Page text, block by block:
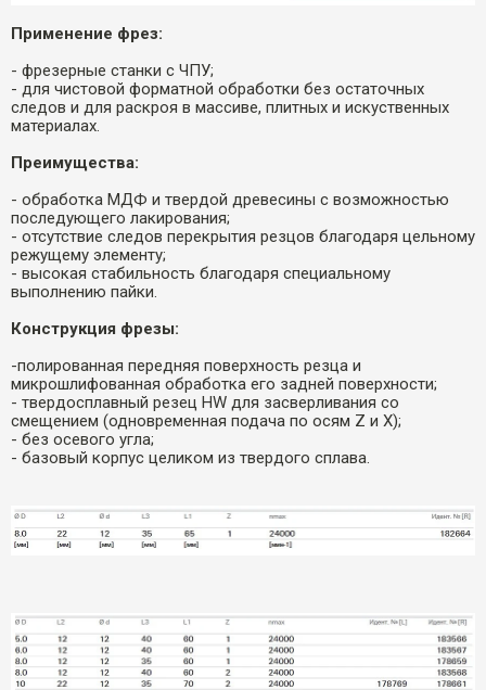
Применение фрез:
- фрезерные станки с ЧПУ;
- для чистовой форматной обработки без остаточных
следов и для раскроя в массиве, плитных и искуственных
материалах.
Преимущества:
- обработка МДФ и твердой древесины с возможностью
последующего лакирования;
- отсутствие следов перекрытия резцов благодаря цельному
режущему элементу;
- высокая стабильность благодаря специальному
выполнению пайки.
Конструкция фрезы:
-полированная передняя поверхность резца и
микрошлифованная обработка его задней поверхности;
- твердосплавный резец HW для засверливания со
смещением (одновременная подача по осям Z и X);
- без осевого угла;
- базовый корпус целиком из твердого сплава.